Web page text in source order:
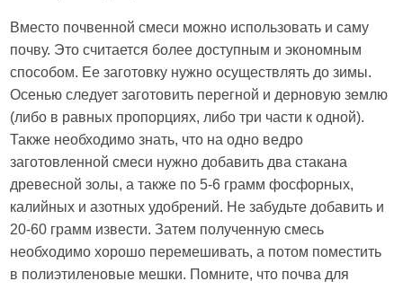
Вместо почвенной смеси можно использовать и саму
почву. Это считается более доступным и экономным
способом. Ее заготовку нужно осуществлять до зимы.
Осенью следует заготовить перегной и дерновую землю
(либо в равных пропорциях, либо три части к одной).
Также необходимо знать, что на одно ведро
заготовленной смеси нужно добавить два стакана
древесной золы, а также по 5-6 грамм фосфорных,
калийных и азотных удобрений. Не забудьте добавить и
20-60 грамм извести. Затем полученную смесь
необходимо хорошо перемешивать, а потом поместить
в полиэтиленовые мешки. Помните, что почва для